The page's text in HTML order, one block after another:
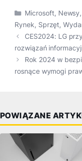
Kategorie
Microsoft, Newsy,
Rynek, Sprzęt,
CES2024: LG
rozwiązań
Rok 2024 w
rosnące wymogi
POWIĄZANE